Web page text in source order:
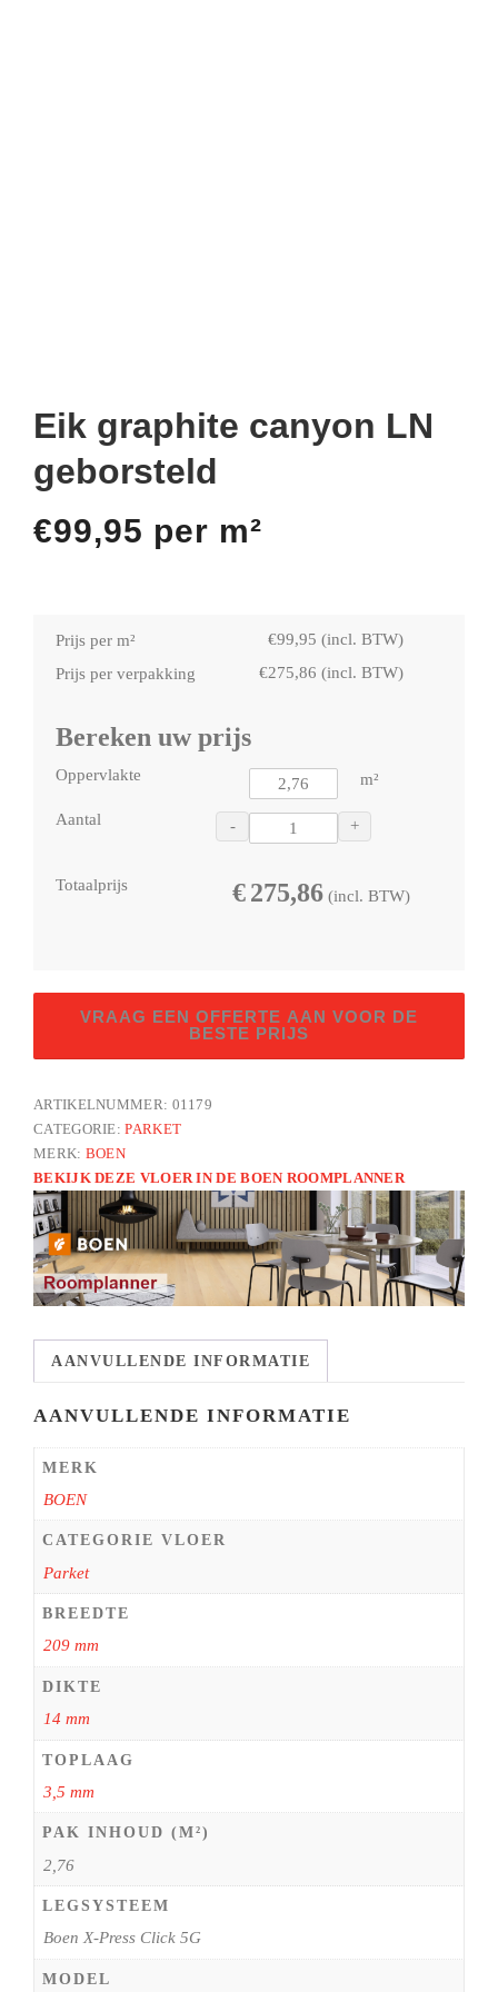
Eik graphite canyon LN
geborsteld
€99,95 per m²
Prijs per m² €99,95 (incl. BTW)
Prijs per verpakking
€275,86 (incl. BTW)
Bereken uw prijs
Oppervlakte m²
Aantal - +
Totaalprijs €275,86 (incl. BTW)
canyon
aantal
VRAAG EEN OFFERTE AAN VOOR DE
BESTE PRIJS
ARTIKELNUMMER: 01179
CATEGORIE:PARKET
MERK: BOEN
BEKIJK DEZE VLOER IN DE BOEN ROOMPLANNER
AANVULLENDE INFORMATIE
AANVULLENDE INFORMATIE
MERK
BOEN
CATEGORIE VLOER
Parket
BREEDTE
209 mm
DIKTE
14 mm
TOPLAAG
3,5 mm
PAK INHOUD (M²)
2,76
LEGSYSTEEM
Boen X-Press Click 5G
MODEL